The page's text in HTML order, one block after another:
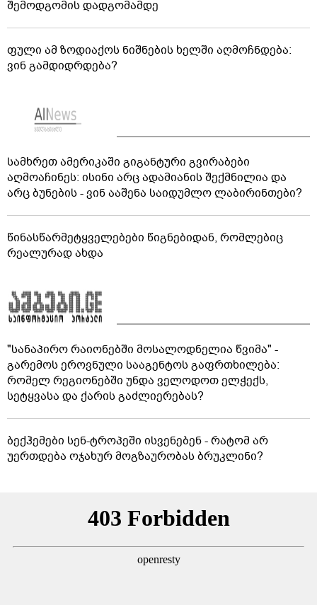
შემოდგომის დადგომამდე
ფული ამ ზოდიაქოს ნიშნების ხელში აღმოჩნდება:
ვინ გამდიდრდება?
სამხრეთ ამერიკაში გიგანტური გვირაბები
აღმოაჩინეს: ისინი არც ადამიანის შექმნილია და
არც ბუნების - ვინ ააშენა საიდუმლო ლაბირინთები?
წინასწარმეტყველებები წიგნებიდან, რომლებიც
რეალურად ახდა
"სანაპირო რაიონებში მოსალოდნელია წვიმა" -
გარემოს ეროვნული სააგენტოს გაფრთხილება:
რომელ რეგიონებში უნდა ველოდოთ ელჭექს,
სეტყვასა და ქარის გაძლიერებას?
ბექჰემები სენ-ტროპეში ისვენებენ - რატომ არ
უერთდება ოჯახურ მოგზაურობას ბრუკლინი?